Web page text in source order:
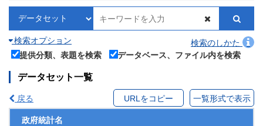
検索オプション
検索のしかた
提供分類、表題を検索
データベース、ファイル内を検索
データセット一覧
戻る URLをコピー 一覧形式で表示
政府統計名